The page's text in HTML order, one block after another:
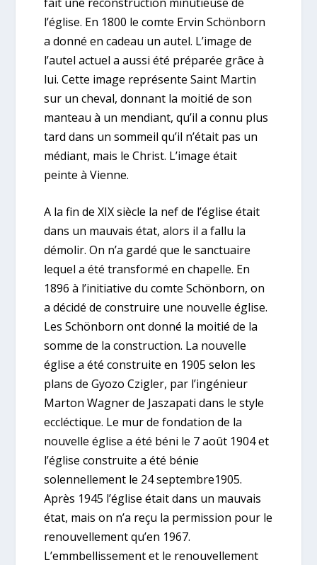
l’église. En 1800 le comte Ervin Schönborn
a donné en cadeau un autel. L’image de
l’autel actuel a aussi été préparée grâce à
lui. Cette image représente Saint Martin
sur un cheval, donnant la moitié de son
manteau à un mendiant, qu’il a connu plus
tard dans un sommeil qu’il n’était pas un
médiant, mais le Christ. L’image était
peinte à Vienne.
A la fin de XIX siècle la nef de l’église était
dans un mauvais état, alors il a fallu la
démolir. On n’a gardé que le sanctuaire
lequel a été transformé en chapelle. En
1896 à l’initiative du comte Schönborn, on
a décidé de construire une nouvelle église.
Les Schönborn ont donné la moitié de la
somme de la construction. La nouvelle
église a été construite en 1905 selon les
plans de Gyozo Czigler, par l’ingénieur
Marton Wagner de Jaszapati dans le style
eccléctique. Le mur de fondation de la
nouvelle église a été béni le 7 août 1904 et
l’église construite a été bénie
solennellement le 24 septembre1905.
Après 1945 l’église était dans un mauvais
état, mais on n’a reçu la permission pour le
renouvellement qu’en 1967.
L’emmbellissement et le renouvellement